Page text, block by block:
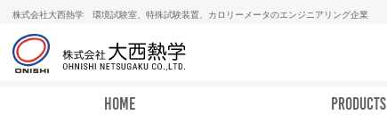
株式会社大西熱学 環境試験室、特殊試験装置、カロリーメータのエンジニアリング企業
HOME PRODUCTS